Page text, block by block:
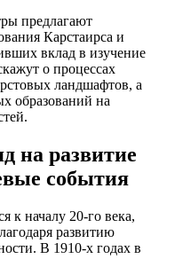
предлагают
Карстаирса и
вклад в изучение
о процессах
ландшафтов, а
образований на
на развитие
события
к началу 20-го века,
развитию
В 1910-х годах в